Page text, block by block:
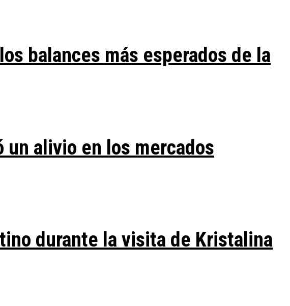
balances más esperados de la
un alivio en los mercados
durante la visita de Kristalina